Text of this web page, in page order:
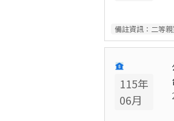
備註資訊： 二等
115年
06月